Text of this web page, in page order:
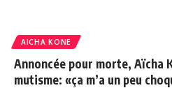
AICHA KONE
Annoncée pour morte, Aïcha
mutisme: «ça m’a un peu